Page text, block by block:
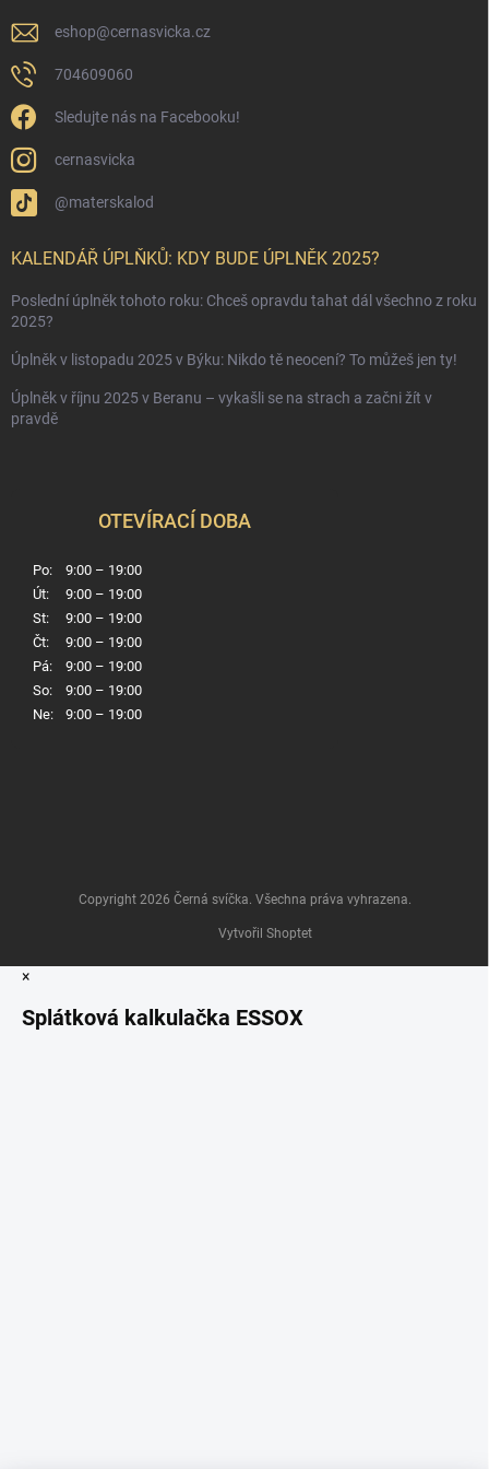
eshop@cernasvicka.cz
704609060
Sledujte nás na Facebooku!
cernasvicka
@materskalod
KALENDÁŘ ÚPLŇKŮ: KDY BUDE ÚPLNĚK 2025?
Poslední úplněk tohoto roku: Chceš opravdu tahat dál všechno z roku
2025?
Úplněk v listopadu 2025 v Býku: Nikdo tě neocení? To můžeš jen ty!
Úplněk v říjnu 2025 v Beranu – vykašli se na strach a začni žít v
pravdě
OTEVÍRACÍ DOBA
Po:
9:00 – 19:00
Út:
9:00 – 19:00
St:
9:00 – 19:00
Čt:
9:00 – 19:00
Pá:
9:00 – 19:00
So:
9:00 – 19:00
Ne:
9:00 – 19:00
Vytvořil Shoptet
Copyright 2026 Černá svíčka. Všechna práva vyhrazena.
×
Splátková kalkulačka ESSOX